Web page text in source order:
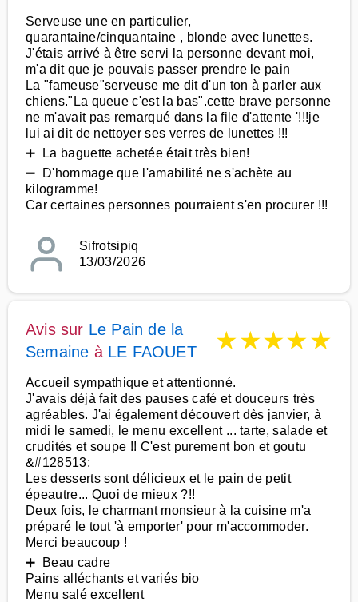
Serveuse une en particulier,
quarantaine/cinquantaine , blonde avec lunettes.
J'étais arrivé à être servi la personne devant moi,
m'a dit que je pouvais passer prendre le pain
La "fameuse"serveuse me dit d'un ton à parler aux
chiens."La queue c'est la bas".cette brave personne
ne m'avait pas remarqué dans la file d'attente '!!!je
lui ai dit de nettoyer ses verres de lunettes !!!
➕ La baguette achetée était très bien!
➖ D'hommage que l'amabilité ne s'achète au
kilogramme!
Car certaines personnes pourraient s'en procurer !!!
Sifrotsipiq
13/03/2026
Avis sur Le Pain de la
Semaine à LE FAOUET ★★★★★
Accueil sympathique et attentionné.
J'avais déjà fait des pauses café et douceurs très
agréables. J'ai également découvert dès janvier, à
midi le samedi, le menu excellent ... tarte, salade et
crudités et soupe !! C'est purement bon et goutu
&#128513;
Les desserts sont délicieux et le pain de petit
épeautre... Quoi de mieux ?!!
Deux fois, le charmant monsieur à la cuisine m'a
préparé le tout 'à emporter' pour m'accommoder.
Merci beaucoup !
➕ Beau cadre
Pains alléchants et variés bio
Menu salé excellent